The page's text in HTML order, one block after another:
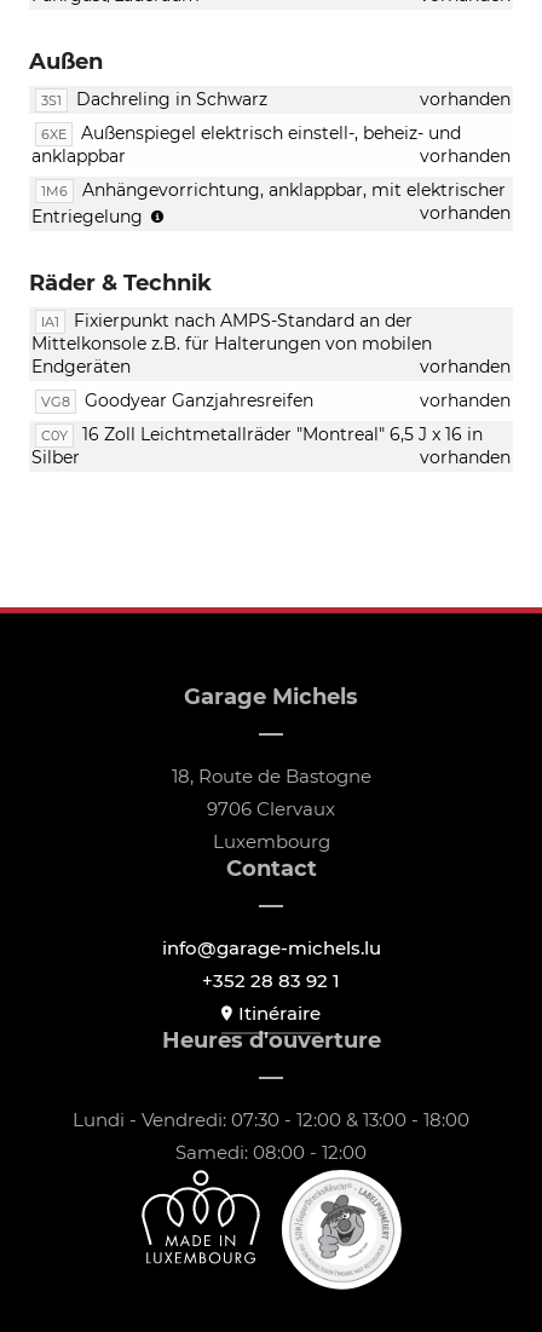
Außen
3S1 Dachreling in Schwarz vorhanden
6XE
Außenspiegel elektrisch einstell-, beheiz- und
anklappbar
vorhanden
1M6
Anhängevorrichtung, anklappbar, mit elektrischer
Entriegelung
mit
kW
6-
Schaltung)
vorhanden
Räder & Technik
IA1
Fixierpunkt nach AMPS-Standard an der
Mittelkonsole z.B. für Halterungen von mobilen
Endgeräten
vorhanden
VG8 Goodyear Ganzjahresreifen vorhanden
C0Y
16 Zoll Leichtmetallräder "Montreal" 6,5 J x 16 in
Silber
vorhanden
Garage Michels
18, Route de Bastogne
9706 Clervaux
Luxembourg
Contact
info@garage-michels.lu
+352 28 83 92 1
Itinéraire
Heures d'ouverture
Lundi - Vendredi: 07:30 - 12:00 & 13:00 - 18:00
Samedi: 08:00 - 12:00